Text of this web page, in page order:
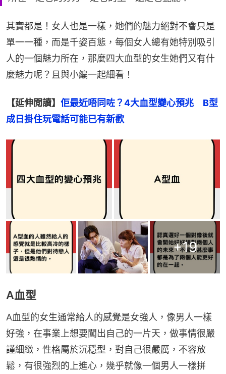
其實都是！女人也是一樣，她們的魅力絕對不會只是
單一一種，而是千姿百態，每個女人總有她特別吸引
人的一個魅力所在，那麼四大血型的女生她們又有什
麼魅力呢？且與小編一起細看！
【延伸閲讀】 佢最近唔同咗？4大血型變心預兆　B型
成日掛住玩電話可能已有新歡
+19
A血型
A血型的女生通常給人的感覺是女強人，像男人一樣
好強，在事業上想要闖出自己的一片天，做事情很嚴
謹細緻，性格屬於沉穩型，對自己很嚴厲，不容放
鬆，有很強烈的上進心，幾乎就像一個男人一樣拼